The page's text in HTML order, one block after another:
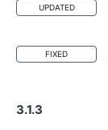
UPDATED
FIXED
3.1.3